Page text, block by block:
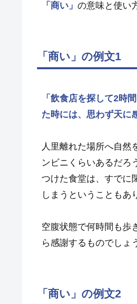
「商い」 の意味と使い
「商い」の例文1
「飲食店を探して2時
た時には、思わず天に
人里離れた場所へ自然
ンビニくらいあるだろ
つけた食堂は、すでに
しまうということもあ
空腹状態で何時間も歩
ら感謝するものでしょ
「商い」の例文2